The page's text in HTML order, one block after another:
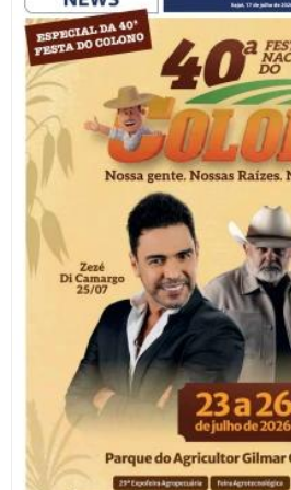
06/08/2026 | 10:04
27/09/2025 | 07:00
Penha reabre Centro de
Turístico
24/09/2025 | 09:12
Turismo abre Edital para
projeto de criação do Roteiro
Piçarras
20/09/2025 | 03:00
Brusque convida catarinenses para
de outubro
16/09/2025 | 19:47
STF determina que Beto Carrero
gratuitos aos visitantes
14/09/2025 | 06:55
Roddertown: a próxima grande
Camboriú deverá ser inaugurada